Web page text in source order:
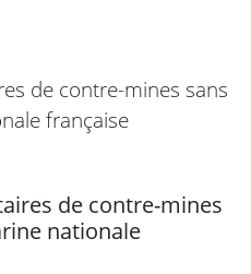
de contre-mines
nationale